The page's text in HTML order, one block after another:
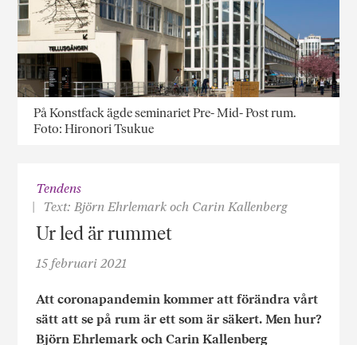
På Konstfack ägde seminariet Pre- Mid- Post rum.
Foto: Hironori Tsukue
Tendens
Text: Björn Ehrlemark och Carin Kallenberg
Ur led är rummet
15 februari 2021
Att coronapandemin kommer att förändra vårt
sätt att se på rum är ett som är säkert. Men hur?
Björn Ehrlemark och Carin Kallenberg